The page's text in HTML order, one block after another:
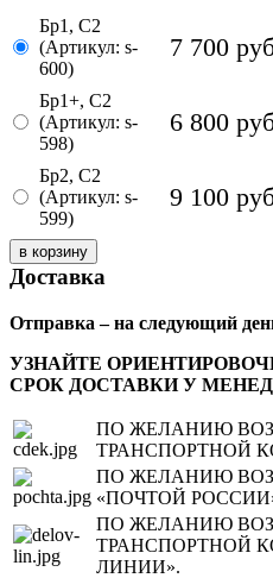
Бр1, С2
(Артикул: s-
600)
7 700
Бр1+, С2
(Артикул: s-
598)
6 800
Бр2, С2
(Артикул: s-
599)
9 100
Доставка
Отправка – на следующий
УЗНАЙТЕ
СРОК ДОСТАВКИ У
ПО ЖЕЛАНИЮ
ТРАНСПОРТНОЙ
ПО ЖЕЛАНИЮ
«ПОЧТОЙ
ПО ЖЕЛАНИЮ
ТРАНСПОРТНОЙ
ЛИНИИ».